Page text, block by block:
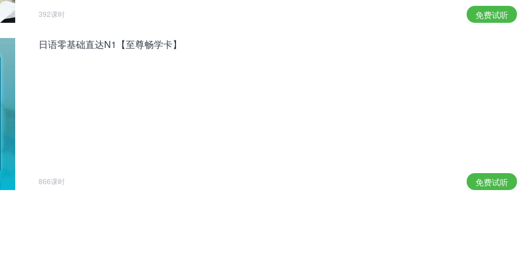
392课时 免费试听
日语零基础直达N1【至尊畅学卡】
866课时 免费试听